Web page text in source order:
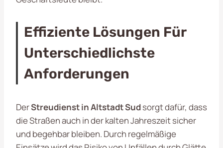
Effiziente Lösungen Für
Unterschiedlichste
Anforderungen
DerStreudienst in Altstadt Sudsorgt dafür, dass
die Straßen auch in der kalten Jahreszeit sicher
und begehbar bleiben. Durch regelmäßige